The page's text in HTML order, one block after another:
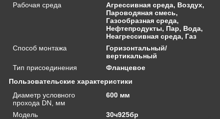
Рабочая среда
Агрессивная среда, Воздух,
Пароводяная смесь,
Газообразная среда,
Нефтепродукты, Пар, Вода,
Неагрессивная среда, Газ
Способ монтажа
Горизонтальный/
вертикальный
Тип присоединения
Фланцевое
Пользовательские характеристики
Диаметр условного
прохода DN, мм
600 мм
Модель 30ч925бр